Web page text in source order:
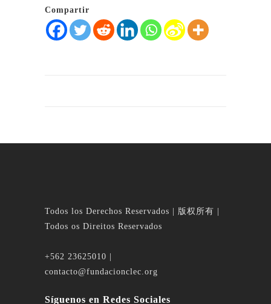
Compartir
Todos los Derechos Reservados | 版权所有 |
Todos os Direitos Reservados
+562 23625010 |
contacto@fundacionclec.org
Síguenos en Redes Sociales